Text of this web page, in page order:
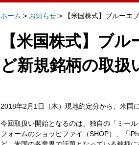
ホーム > お知らせ > 【米国株式】ブルーエ
【米国株式】ブ
ど新規銘柄の取扱
2018年2月1日（木）現地約定分から、米国
今回取扱い開始となるのは、独自の「ミー
フォームのショッピファイ（SHOP）、「